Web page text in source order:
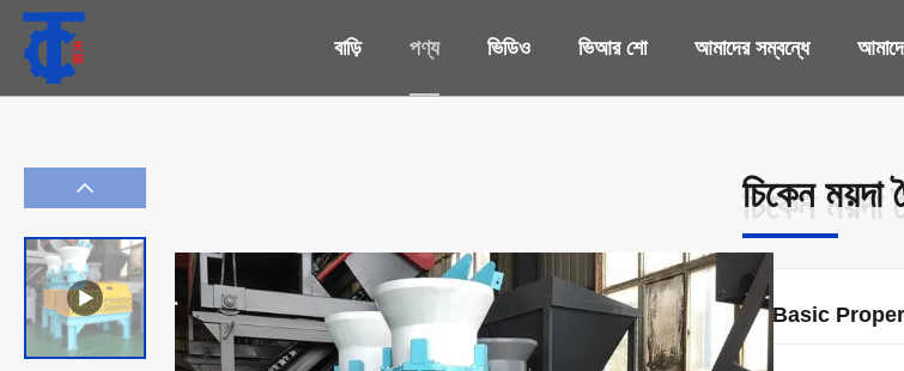
বাড়ি পণ্য ভিডিও ভিআর শো আমাদের সম্বন্ধে
চিকেন ময়দা
চিকেন ময়দা
Basic